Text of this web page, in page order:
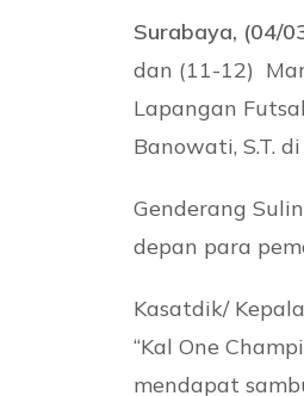
Surabaya, (04/
dan (11-12)
Lapangan
Banowati, S.T.
Genderang
depan para
Kasatdik/
“Kal One
mendapat